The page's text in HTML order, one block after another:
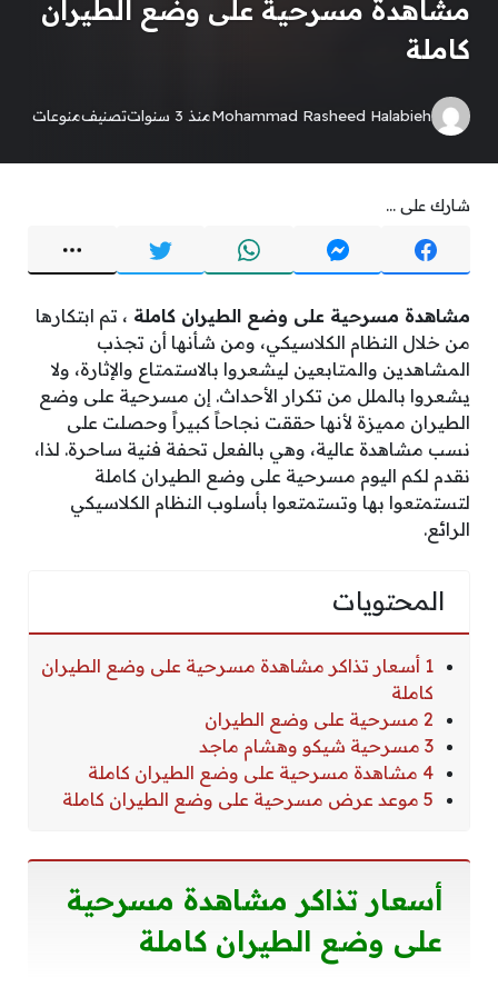
مشاهدة مسرحية على وضع الطيران
كاملة
Mohammad Rasheed Halabiehمنذ 3 سنوات تصنيفمنوعات
شارك على ...
مشاهدة مسرحية على وضع الطيران كاملة ، تم ابتكارها
من خلال النظام الكلاسيكي، ومن شأنها أن تجذب
المشاهدين والمتابعين ليشعروا بالاستمتاع والإثارة، ولا
يشعروا بالملل من تكرار الأحداث. إن مسرحية على وضع
الطيران مميزة لأنها حققت نجاحاً كبيراً وحصلت على
نسب مشاهدة عالية، وهي بالفعل تحفة فنية ساحرة. لذا،
نقدم لكم اليوم مسرحية على وضع الطيران كاملة
لتستمتعوا بها وتستمتعوا بأسلوب النظام الكلاسيكي
الرائع.
المحتويات
1 أسعار تذاكر مشاهدة مسرحية على وضع الطيران
كاملة
2 مسرحية على وضع الطيران
3 مسرحية شيكو وهشام ماجد
4 مشاهدة مسرحية على وضع الطيران كاملة
5 موعد عرض مسرحية على وضع الطيران كاملة
أسعار تذاكر مشاهدة مسرحية
على وضع الطيران كاملة